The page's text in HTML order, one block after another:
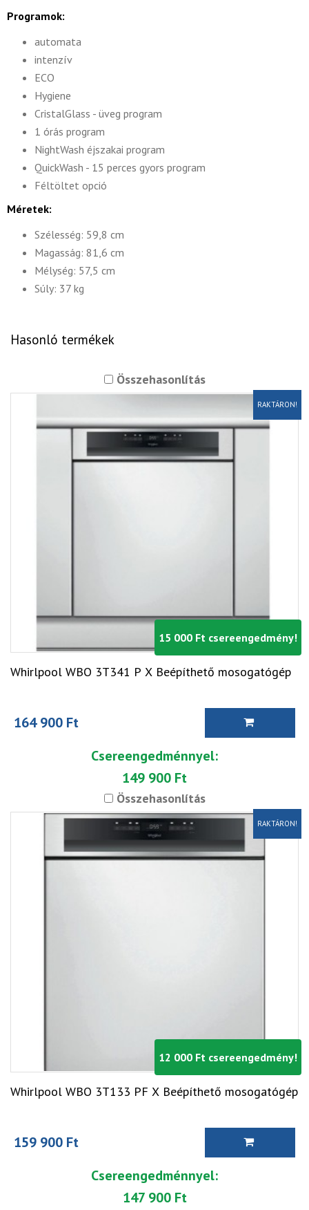
Programok:
automata
intenzív
ECO
Hygiene
CristalGlass - üveg program
1 órás program
NightWash éjszakai program
QuickWash - 15 perces gyors program
Féltöltet opció
Méretek:
Szélesség: 59,8 cm
Magasság: 81,6 cm
Mélység: 57,5 cm
Súly: 37 kg
Hasonló termékek
Összehasonlítás
15 000 Ft csereengedmény!
RAKTÁRON!
Whirlpool WBO 3T341 P X Beépíthető mosogatógép
164 900 Ft
Csereengedménnyel:
149 900 Ft
Összehasonlítás
12 000 Ft csereengedmény!
RAKTÁRON!
Whirlpool WBO 3T133 PF X Beépíthető mosogatógép
159 900 Ft
Csereengedménnyel:
147 900 Ft